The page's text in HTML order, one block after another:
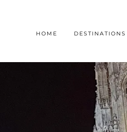
HOME DESTINATIONS